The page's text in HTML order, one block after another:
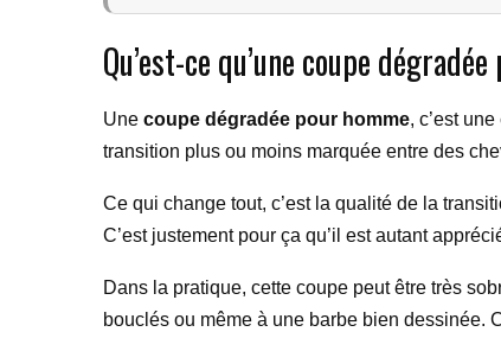
Qu’est-ce qu’une coupe
Une coupe dégradée pour homme, c’est
transition plus ou moins marquée entre des
Ce qui change tout, c’est la qualité de la
C’est justement pour ça qu’il est autant
Dans la pratique, cette coupe peut être très
bouclés ou même à une barbe bien dessinée.